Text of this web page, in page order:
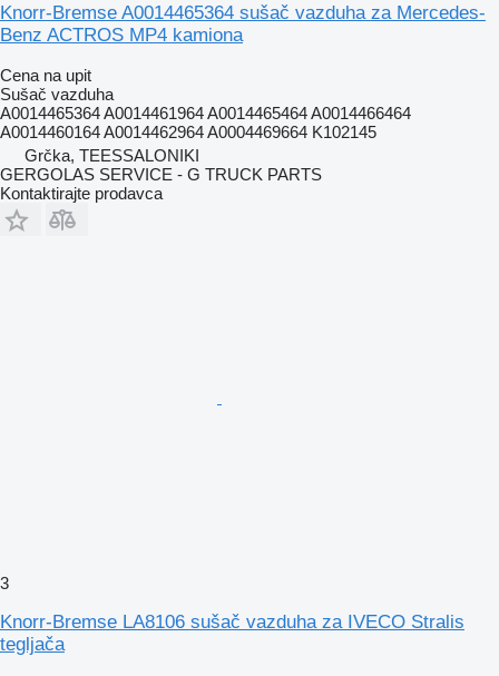
Knorr-Bremse A0014465364 sušač vazduha za Mercedes-
Benz ACTROS MP4 kamiona
Cena na upit
Sušač vazduha
A0014465364 A0014461964 A0014465464 A0014466464
A0014460164 A0014462964 A0004469664 K102145
Grčka, TEESSALONIKI
GERGOLAS SERVICE - G TRUCK PARTS
Kontaktirajte prodavca
3
Knorr-Bremse LA8106 sušač vazduha za IVECO Stralis
tegljača